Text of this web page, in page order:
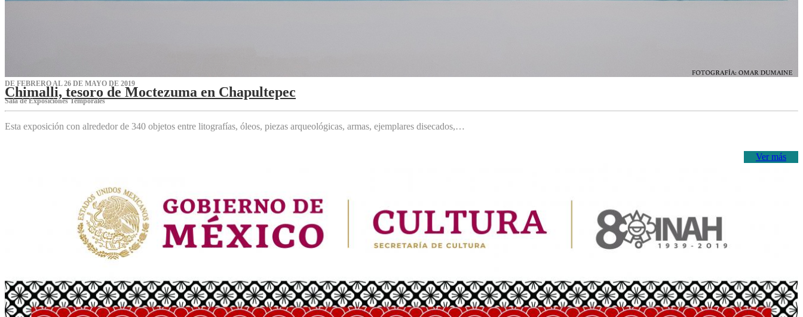
DE FEBRERO AL 26 DE MAYO DE 2019
Chimalli, tesoro de Moctezuma en Chapultepec
Sala de Exposiciones Temporales
Esta exposición con alrededor de 340 objetos entre litografías, óleos, piezas arqueológicas, armas, ejemplares disecados,…
Ver más